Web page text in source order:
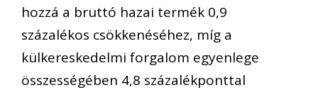
hozzá a bruttó hazai termék 0,9
százalékos csökkenéséhez, míg a
külkereskedelmi forgalom egyenlege
összességében 4,8 százalékponttal